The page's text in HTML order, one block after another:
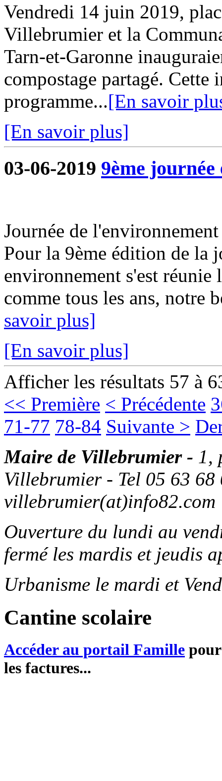
Vendredi 14 juin 2019,
Villebrumier et la
Tarn-et-Garonne
compostage partagé.
programme...[En savoir
[En savoir plus]
03-06-2019 9ème
Journée de
Pour la 9ème édition de la
environnement s'est
comme tous les ans, notre
savoir plus]
[En savoir plus]
Afficher les résultats 57 à
<< Première < Précédente
71-77 78-84 Suivante >
Maire de Villebrumier - 1,
Villebrumier - Tel 05 63
villebrumier(at)info82.com
Ouverture du lundi au
fermé les mardis et jeudis
Urbanisme le mardi et
Cantine scolaire
Accéder au portail Famille
les factures...